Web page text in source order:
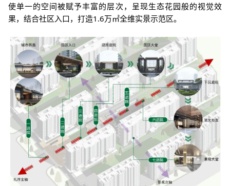
使单一的空间被赋予丰富的层次，呈现生态花园般的视觉效
果，结合社区入口，打造1.6万㎡全维实景示范区。